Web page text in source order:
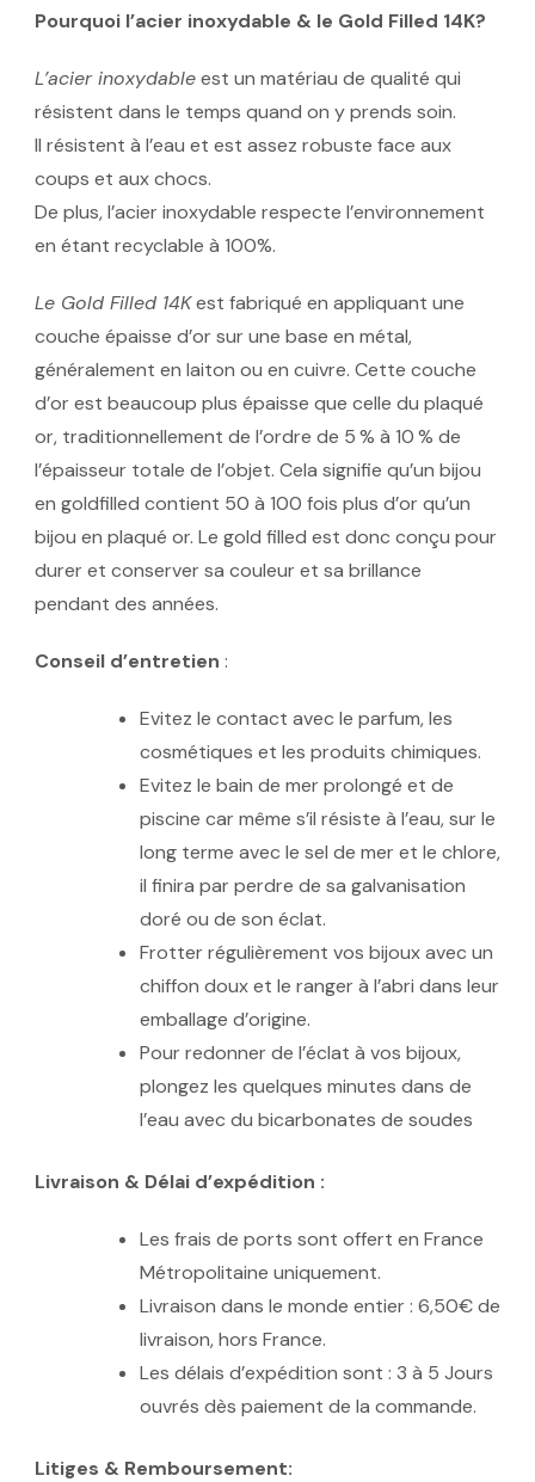
Pourquoi l’acier inoxydable & le Gold Filled 14K?
L’acier inoxydableest un matériau de qualité qui
résistent dans le temps quand on y prends soin.
Il résistent à l’eau et est assez robuste face aux
coups et aux chocs.
De plus, l’acier inoxydable respecte l’environnement
en étant recyclable à 100%.
Le Gold Filled 14Kest fabriqué en appliquant une
couche épaisse d’or sur une base en métal,
généralement en laiton ou en cuivre. Cette couche
d’or est beaucoup plus épaisse que celle du plaqué
or, traditionnellement de l’ordre de 5 % à 10 % de
l’épaisseur totale de l’objet. Cela signifie qu’un bijou
en goldfilled contient 50 à 100 fois plus d’or qu’un
bijou en plaqué or. Le gold filled est donc conçu pour
durer et conserver sa couleur et sa brillance
pendant des années.
Conseil d’entretien :
Evitez le contact avec le parfum, les
cosmétiques et les produits chimiques.
Evitez le bain de mer prolongé et de
piscine car même s’il résiste à l’eau, sur le
long terme avec le sel de mer et le chlore,
il finira par perdre de sa galvanisation
doré ou de son éclat.
Frotter régulièrement vos bijoux avec un
chiffon doux et le ranger à l’abri dans leur
emballage d’origine.
Pour redonner de l’éclat à vos bijoux,
plongez les quelques minutes dans de
l’eau avec du bicarbonates de soudes
Livraison & Délai d’expédition :
Les frais de ports sont offert en France
Métropolitaine uniquement.
Livraison dans le monde entier : 6,50€ de
livraison, hors France.
Les délais d’expédition sont : 3 à 5 Jours
ouvrés dès paiement de la commande.
Litiges & Remboursement: